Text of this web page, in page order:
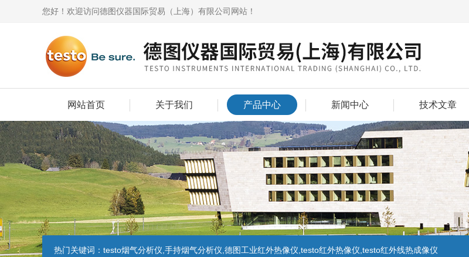
您好！欢迎访问德图仪器国际贸易（上海）有限公司网站！
网站首页 关于我们 产品中心 新闻中心 技术文章
热门关键词： testo烟气分析仪,手持烟气分析仪,德图工业红外热像仪,testo红外热像仪,testo红外线热成像仪